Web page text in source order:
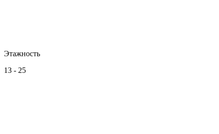
Этажность
13 - 25